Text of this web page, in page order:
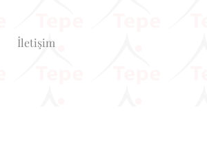
İletişim